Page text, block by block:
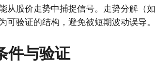
股价走势中捕捉信号。走势分解（如
验证的结构，避免被短期波动误导。
件与验证